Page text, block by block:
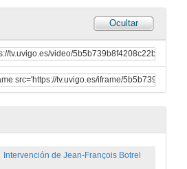
Ocultar
A recepción en Francia da obra de Manuel Rivas e de Suso de Toro
14 de xul. de 2009
Quenda de preguntas
Intervención de Jean-François Botrel